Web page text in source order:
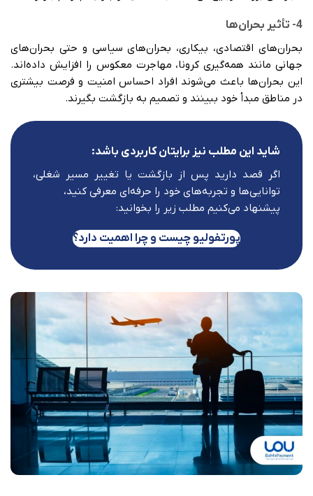
4- تأثیر بحران‌ها
بحران‌های اقتصادی، بیکاری، بحران‌های سیاسی و حتی بحران‌های
جهانی مانند همه‌گیری کرونا، مهاجرت معکوس را افزایش داده‌اند.
این بحران‌ها باعث می‌شوند افراد احساس امنیت و فرصت بیشتری
در مناطق مبدأ خود ببینند و تصمیم به بازگشت بگیرند.
شاید این مطلب نیز برایتان کاربردی باشد:
اگر قصد دارید پس از بازگشت یا تغییر مسیر شغلی،
توانایی‌ها و تجربه‌های خود را حرفه‌ای معرفی کنید،
پیشنهاد می‌کنیم مطلب زیر را بخوانید:
پورتفولیو چیست و چرا اهمیت دارد؟